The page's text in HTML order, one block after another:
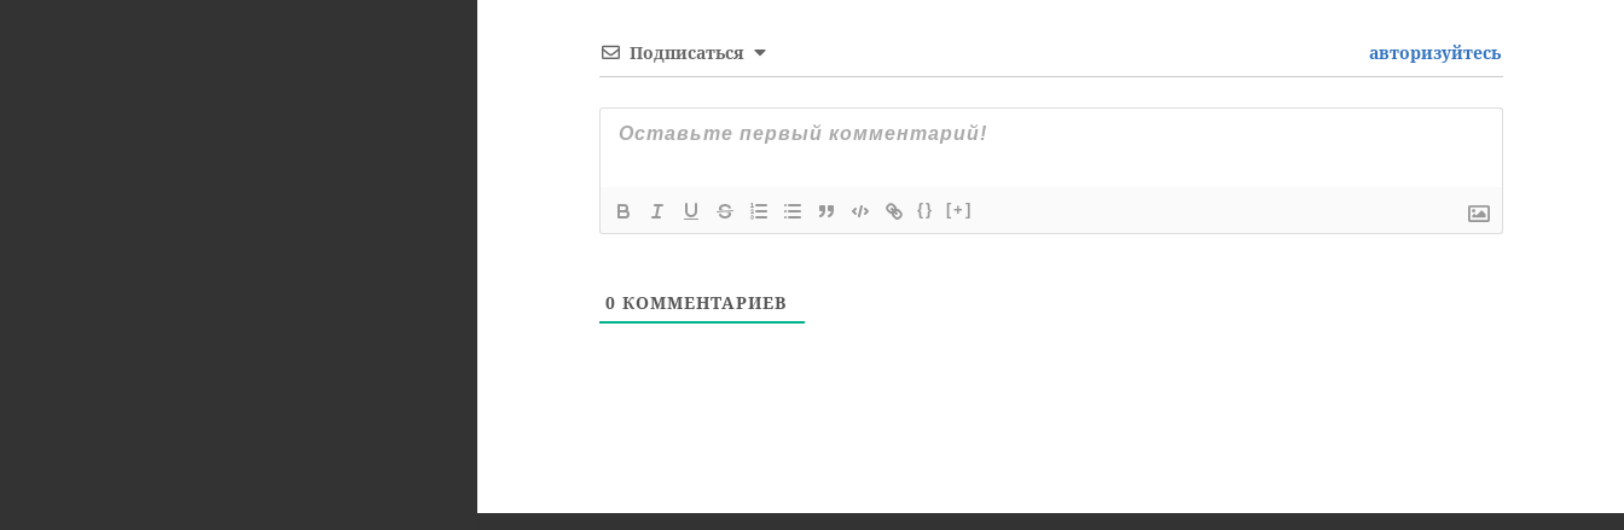
Подписаться авторизуйтесь
{} [+]
0 КОММЕНТАРИЕВ